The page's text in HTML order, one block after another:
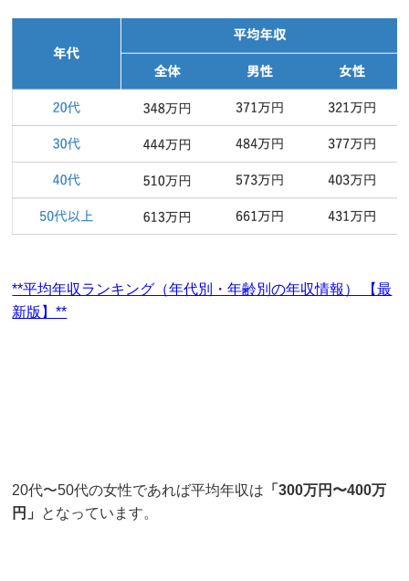
**平均年収ランキング（年代別・年齢別の年収情報） 【最
新版】**
20代〜50代の女性であれば平均年収は 「300万円〜400万
円」 となっています。